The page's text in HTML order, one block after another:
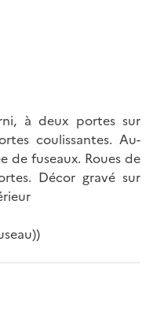
à deux portes sur
coulissantes. Au-
de fuseaux. Roues de
Décor gravé sur